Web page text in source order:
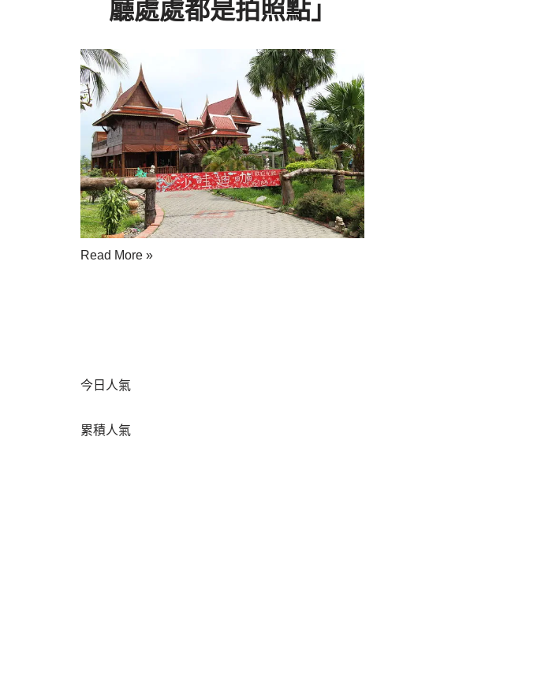
廳處處都是拍照點」
Read More »
今日人氣
累積人氣